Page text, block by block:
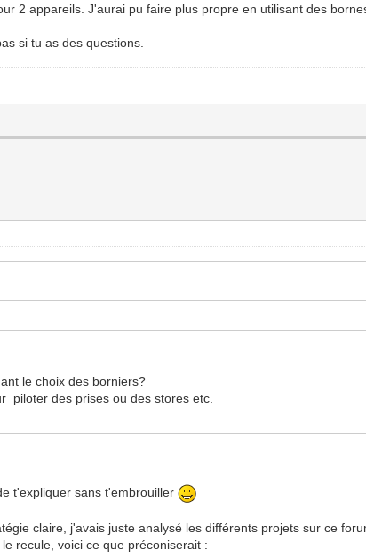
2 appareils. J'aurai pu faire plus propre en utilisant des
si tu as des questions.
le choix des borniers?
piloter des prises ou des stores etc.
t'expliquer sans t'embrouiller
claire, j'avais juste analysé les différents projets sur ce
recule, voici ce que préconiserait :